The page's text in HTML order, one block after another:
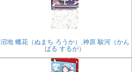
沼地 蠟花（ぬまち ろうか）,神原 駿河（かん
ばる するが）